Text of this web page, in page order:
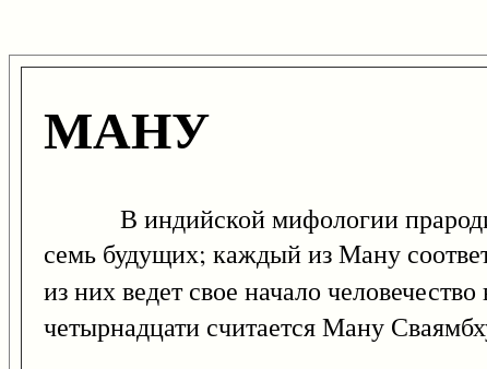
МАНУ
В индийской мифологии
семь будущих; каждый из Ману
из них ведет свое начало
четырнадцати считается Ману